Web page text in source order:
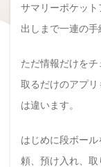
サマリーポケッ
出しまで一連の手
ただ情報だけを
取るだけのアプ
は違います。
はじめに段ボー
頼、預け入れ、